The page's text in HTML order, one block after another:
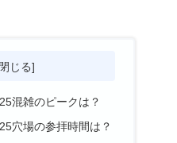
混雑のピークは？
穴場の参拝時間は？